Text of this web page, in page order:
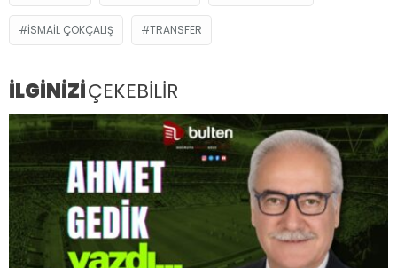
ISMAIL ÇOKÇALIŞ TRANSFER
İLGİNİZİÇEKEBİLİR